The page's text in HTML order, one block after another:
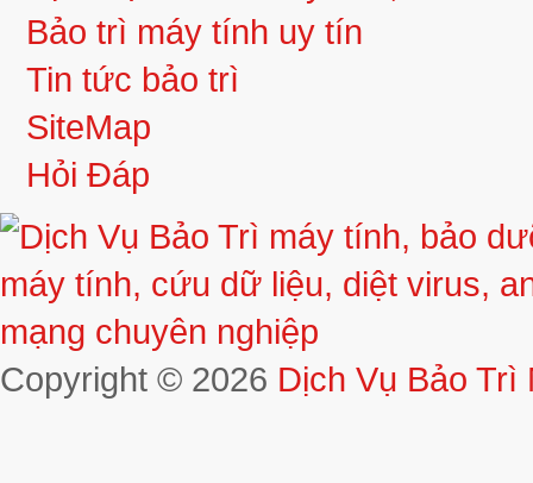
Bảo trì máy tính uy tín
Tin tức bảo trì
SiteMap
Hỏi Đáp
Copyright © 2026 Dịch Vụ Bảo Trì